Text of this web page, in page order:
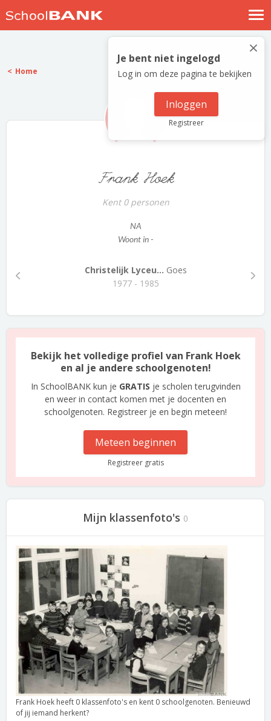
Nostalgische verhalen
Log in
Meld je gratis aan
×
Je bent niet ingelogd
Log in om deze pagina te bekijken
Inloggen
Registreer
Home
Frank Hoek
Kent 0 personen
NA
Woont in -
Christelijk Lyceu... Goes
1977 - 1985
Bekijk het volledige profiel van Frank Hoek
en al je andere schoolgenoten!
In SchoolBANK kun je GRATIS je scholen terugvinden
en weer in contact komen met je docenten en
schoolgenoten. Registreer je en begin meteen!
Meteen beginnen
Registreer gratis
Mijn klassenfoto's 0
Frank Hoek heeft 0 klassenfoto's en kent 0 schoolgenoten. Benieuwd
of jij iemand herkent?